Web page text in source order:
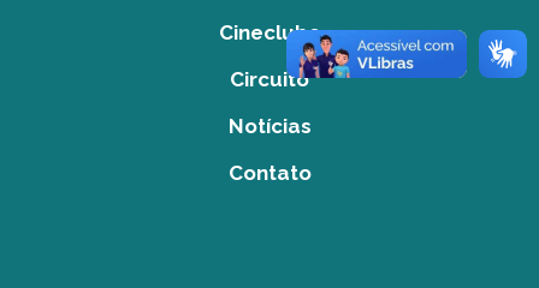
Cineclube
Circuito
Notícias
Contato